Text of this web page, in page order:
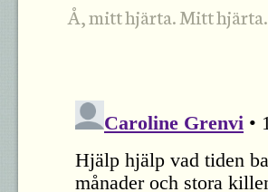
Å, mitt hjärta. Mitt hjärta.